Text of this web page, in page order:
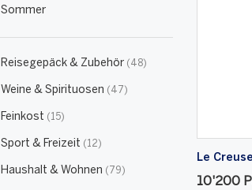
Sommer
Reisegepäck & Zubehör (48)
Weine & Spirituosen (47)
Feinkost (15)
Sport & Freizeit (12)
Haushalt & Wohnen (79)
Le
10'200